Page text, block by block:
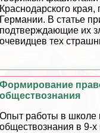
Краснодарского края,
Германии. В статье
подтверждающие их
очевидцев тех
Формирование
обществознания
Опыт работы в школе
обществознания в 9-